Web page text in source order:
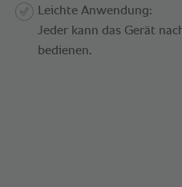
Leichte Anwendung:
Jeder kann das Gerät
bedienen.